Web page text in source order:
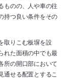
ものの、人や車の往
持つ良い条件をその
取りこむ板塀を設
れた面積の中でも最
所の開口部において
通せる配置とするこ